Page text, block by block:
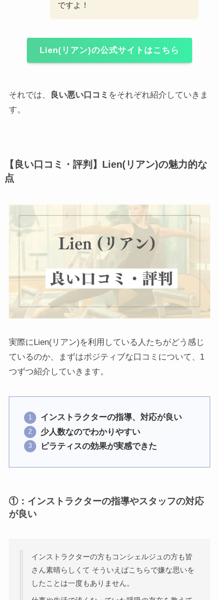
ですよ！
Lien(リアン)の公式サイトはこちら
それでは、 良い悪い口コミ をそれぞれ紹介していきま
す。
【良い口コミ・評判】Lien(リアン)の魅力的な
点
実際にLien(リアン)を利用している人たちがどう感じ
ているのか、まずはポジティブな口コミについて、1
つずつ紹介していきます。
インストラクターの指導、対応が良い
少人数なのでわかりやすい
ピラティスの効果が実感できた
①：インストラクターの指導やスタッフの対応
が良い
インストラクターの方もコンシェルジュの方も皆
さん素晴らしくて そういえばこちらで嫌な思いを
したことは一度もありません。